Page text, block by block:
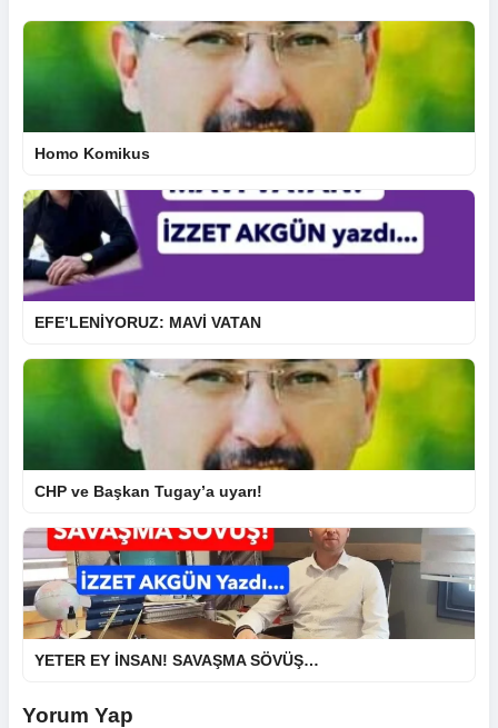
Homo Komikus
EFE’LENİYORUZ: MAVİ VATAN
CHP ve Başkan Tugay’a uyarı!
YETER EY İNSAN! SAVAŞMA SÖVÜŞ…
Yorum Yap